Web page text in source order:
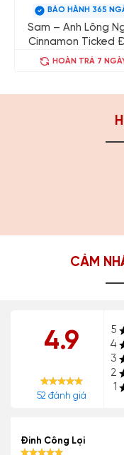
BẢO HÀNH 365
Sam – Anh Lông
Cinnamon Ticked
HOÀN TRẢ 7
CẢM
4.9
52 đánh giá
5
4
3
2
1
Đinh Công Lợi